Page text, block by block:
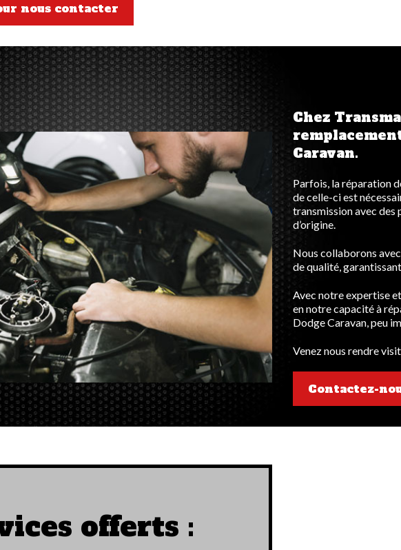
nous contacter
Chez
Caravan.
Parfois, la réparation
de celle-ci est
transmission avec des
d’origine.
Nous collaborons
de qualité,
Avec notre expertise
en notre capacité à
Dodge Caravan, peu
Venez nous rendre
Contactez-
offerts :